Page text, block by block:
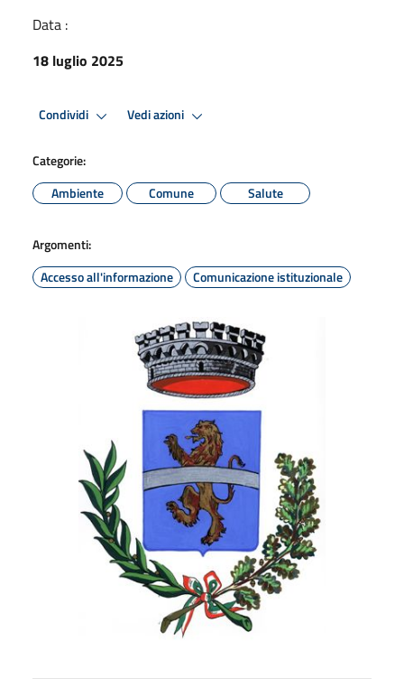
Data :
18 luglio 2025
Condividi Vedi azioni
Categorie:
Ambiente
Comune Salute
Argomenti:
Accesso all'informazione
Comunicazione istituzionale